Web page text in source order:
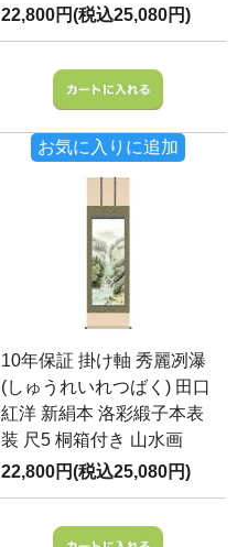
22,800円(税込25,080円)
お気に入りに追加
10年保証 掛け軸 秀麗冽瀑
(しゅうれいれつばく) 田口
紅洋 新絹本 洛彩緞子本表
装 尺5 桐箱付き 山水画
22,800円(税込25,080円)